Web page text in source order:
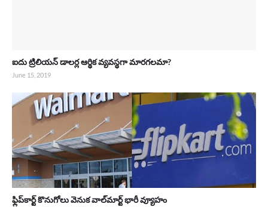
ఐదు ట్రిలియన్ డాలర్ల ఆర్థిక వ్యవస్థగా మారగలమా?
June 15, 2019
ఫ్లిప్‌కార్ట్ కొనుగోలు వెనుక వాల్‌మార్ట్ భారీ వ్యూహం